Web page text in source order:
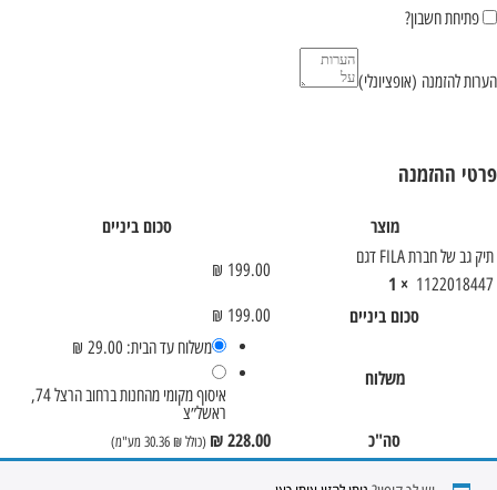
פתיחת חשבון?
הערות להזמנה (אופציונלי)
פרטי ההזמנה
מוצר סכום ביניים
תיק גב של חברת FILA דגם
1122018447
× 1
₪ 199.00
סכום ביניים ₪ 199.00
משלוח
משלוח עד הבית: ₪ 29.00
איסוף מקומי מהחנות ברחוב הרצל 74,
ראשל״צ
סה"כ ₪228.00 (כולל₪ מע"מ)